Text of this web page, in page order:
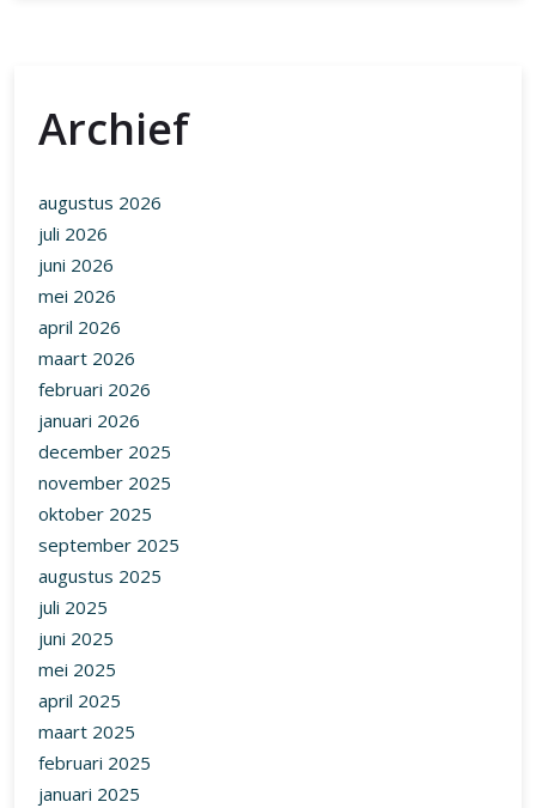
Archief
augustus 2026
juli 2026
juni 2026
mei 2026
april 2026
maart 2026
februari 2026
januari 2026
december 2025
november 2025
oktober 2025
september 2025
augustus 2025
juli 2025
juni 2025
mei 2025
april 2025
maart 2025
februari 2025
januari 2025